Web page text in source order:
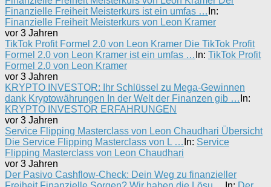
Finanzielle Freiheit Meisterkurs ist ein umfas … In:
Finanzielle Freiheit Meisterkurs von Leon Kramer
vor 3 Jahren
TikTok Profit Formel 2.0 von Leon Kramer Die TikTok Profit
Formel 2.0 von Leon Kramer ist ein umfas … In: TikTok Profit
Formel 2.0 von Leon Kramer
vor 3 Jahren
KRYPTO INVESTOR: Ihr Schlüssel zu Mega-Gewinnen
dank Kryptowährungen In der Welt der Finanzen gib … In:
KRYPTO INVESTOR ERFAHRUNGEN
vor 3 Jahren
Service Flipping Masterclass von Leon Chaudhari Übersicht
Die Service Flipping Masterclass von L … In: Service
Flipping Masterclass von Leon Chaudhari
vor 3 Jahren
Der Pasivo Cashflow-Check: Dein Weg zu finanzieller